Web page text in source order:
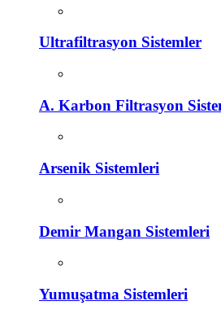
Ultrafiltrasyon Sistemler
A. Karbon Filtrasyon
Arsenik Sistemleri
Demir Mangan Sistemleri
Yumuşatma Sistemleri